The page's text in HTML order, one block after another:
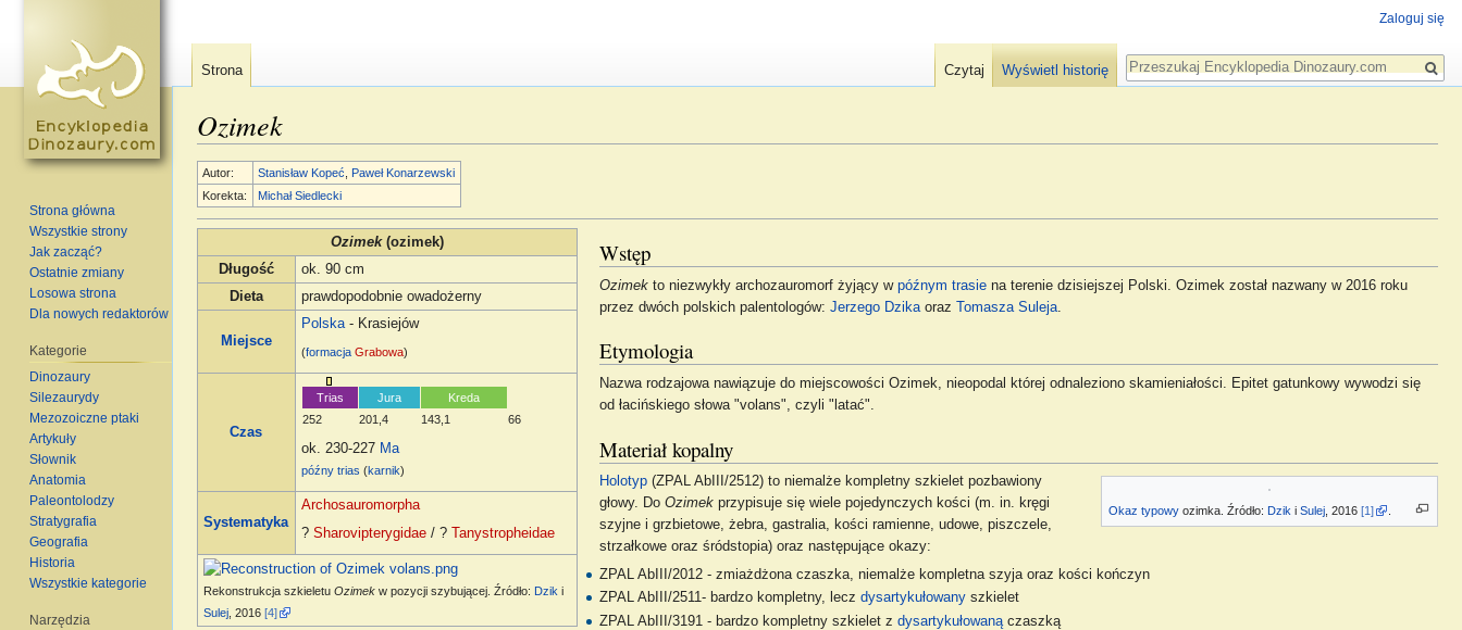
Ozimek
Autor: Stanisław Kopeć ,Paweł Konarzewski
Korekta:
Michał Siedlecki
Ozimek(ozimek)
Długość
ok. 90 cm
Dieta
prawdopodobnie owadożerny
Miejsce
Polska- Krasiejów
(formacja Grabowa)
Czas
Trias
252
Jura
201,4
Kreda
143,1
66
ok. 230-227 Ma
późny trias (karnik)
Systematyka
Archosauromorpha
?Sharovipterygidae / ? Tanystropheidae
Rekonstrukcja szkieletuOzimek w pozycji szybującej. Źródło:Dzik i
Sulej , 2016[4]
Wstęp
Ozimekto niezwykły archozauromorf żyjący w późnym trasiena terenie dzisiejszej Polski. Ozimek został nazwany w 2016 roku
przez dwóch polskich palentologów: Jerzego Dzikaoraz Tomasza Suleja.
Etymologia
Nazwa rodzajowa nawiązuje do miejscowości Ozimek, nieopodal której odnaleziono skamieniałości. Epitet gatunkowy wywodzi się
od łacińskiego słowa "volans", czyli "latać".
Materiał kopalny
Okaz typowy ozimka. Źródło:Dzik iSulej , 2016[1]
Holotyp(ZPAL AbIII/2512) to niemalże kompletny szkielet pozbawiony
głowy. Do Ozimekprzypisuje się wiele pojedynczych kości (m. in. kręgi
szyjne i grzbietowe, żebra, gastralia, kości ramienne, udowe, piszczele,
strzałkowe oraz śródstopia) oraz następujące okazy:
ZPAL AbIII/2012 - zmiażdżona czaszka, niemalże kompletna szyja oraz kości kończyn
ZPAL AbIII/2511- bardzo kompletny, lecz dysartykułowanyszkielet
ZPAL AbIII/3191 - bardzo kompletny szkielet z dysartykułowanączaszką
Zaloguj się
Strona Czytaj Wyświetl historię
Szukaj
Strona główna
Wszystkie strony
Jak zacząć?
Ostatnie zmiany
Losowa strona
Dla nowych redaktorów
Kategorie
Dinozaury
Silezaurydy
Mezozoiczne ptaki
Artykuły
Słownik
Anatomia
Paleontolodzy
Stratygrafia
Geografia
Historia
Wszystkie kategorie
Narzędzia